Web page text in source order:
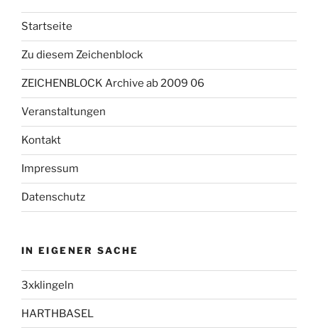
Startseite
Zu diesem Zeichenblock
ZEICHENBLOCK Archive ab 2009 06
Veranstaltungen
Kontakt
Impressum
Datenschutz
IN EIGENER SACHE
3xklingeln
HARTHBASEL